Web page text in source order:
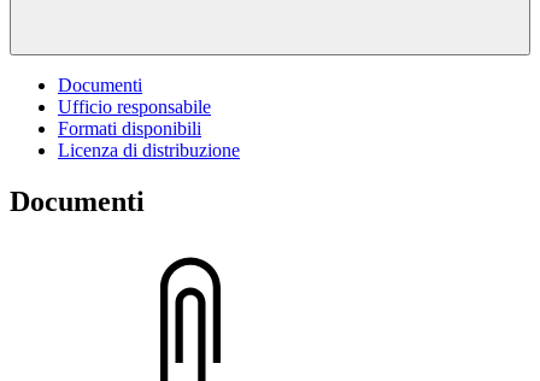
Documenti
Ufficio responsabile
Formati disponibili
Licenza di distribuzione
Documenti